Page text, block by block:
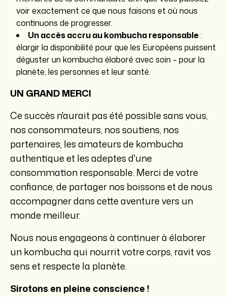
voir exactement ce que nous faisons et où nous
continuons de progresser.
Un accès accru au kombucha responsable:
élargir la disponibilité pour que les Européens puissent
déguster un kombucha élaboré avec soin – pour la
planète, les personnes et leur santé.
UN GRAND MERCI
Ce succès n'aurait pas été possible sans vous,
nos consommateurs, nos soutiens, nos
partenaires, les amateurs de kombucha
authentique et les adeptes d'une
consommation responsable. Merci de votre
confiance, de partager nos boissons et de nous
accompagner dans cette aventure vers un
monde meilleur.
Nous nous engageons à continuer à élaborer
un kombucha qui nourrit votre corps, ravit vos
sens et respecte la planète.
Sirotons en pleine conscience !